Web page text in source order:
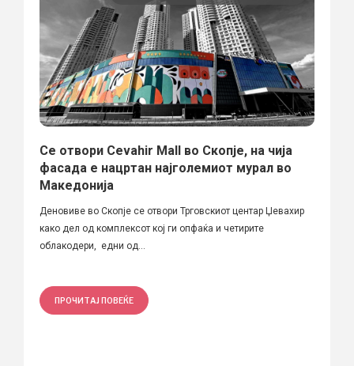
Се отвори Cevahir Mall во Скопје, на чија
фасада е нацртан најголемиот мурал во
Македонија
Деновиве во Скопје се отвори Трговскиот центар Џевахир
како дел од комплексот кој ги опфаќа и четирите
облакодери, едни од...
ПРОЧИТАЈ ПОВЕЌЕ